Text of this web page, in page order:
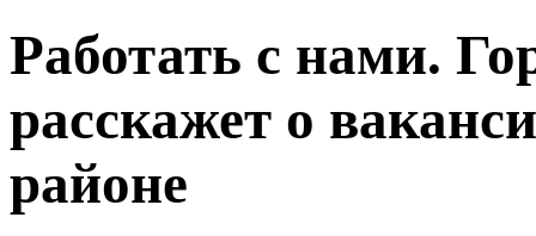
Работать с нами.
расскажет о
районе